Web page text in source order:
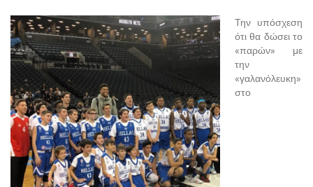
Την υπόσχεση
ότι θα δώσει το
«παρών» με
την
«γαλανόλευκη»
στο